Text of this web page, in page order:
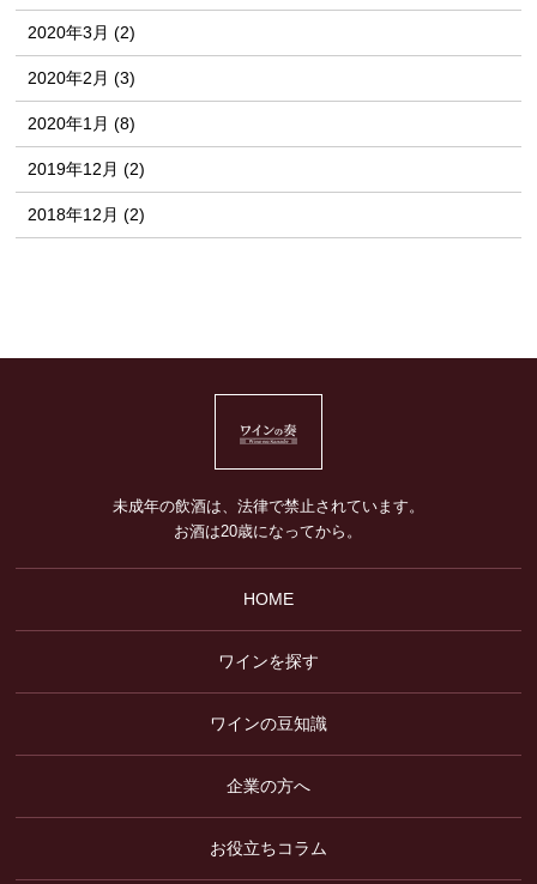
2020年3月 (2)
2020年2月 (3)
2020年1月 (8)
2019年12月 (2)
2018年12月 (2)
未成年の飲酒は、法律で禁止されています。
お酒は20歳になってから。
HOME
ワインを探す
ワインの豆知識
企業の方へ
お役立ちコラム